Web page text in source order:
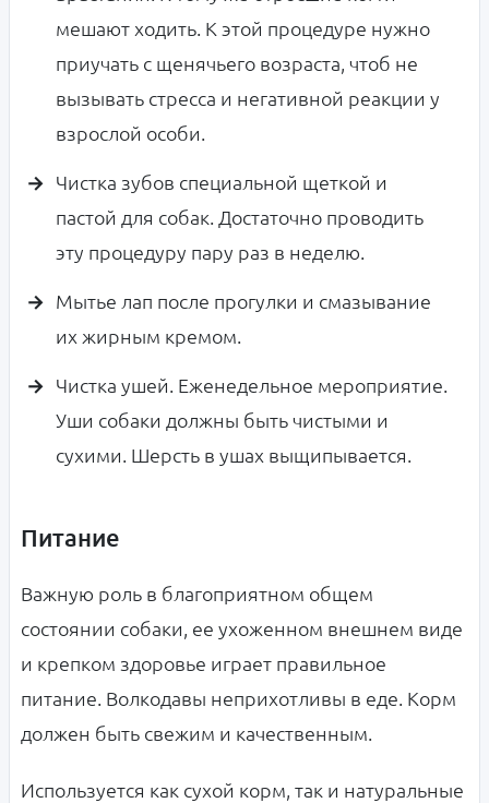
мешают ходить. К этой процедуре нужно
приучать с щенячьего возраста, чтоб не
вызывать стресса и негативной реакции у
взрослой особи.
Чистка зубов специальной щеткой и
пастой для собак. Достаточно проводить
эту процедуру пару раз в неделю.
Мытье лап после прогулки и смазывание
их жирным кремом.
Чистка ушей. Еженедельное мероприятие.
Уши собаки должны быть чистыми и
сухими. Шерсть в ушах выщипывается.
Питание
Важную роль в благоприятном общем
состоянии собаки, ее ухоженном внешнем виде
и крепком здоровье играет правильное
питание. Волкодавы неприхотливы в еде. Корм
должен быть свежим и качественным.
Используется как сухой корм, так и натуральные